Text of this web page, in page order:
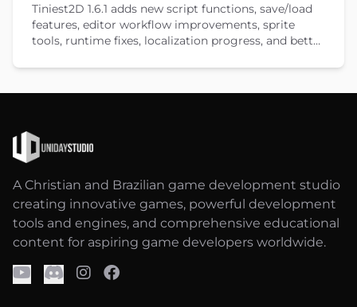
Tiniest2D 1.6.1 adds new script functions, save/load
features, editor workflow improvements, sprite
tools, runtime fixes, localization progress, and better
A Christian and Brazilian game development studio
creating innovative games, powerful development
tools and engines, and comprehensive educational
content for aspiring game developers worldwide.